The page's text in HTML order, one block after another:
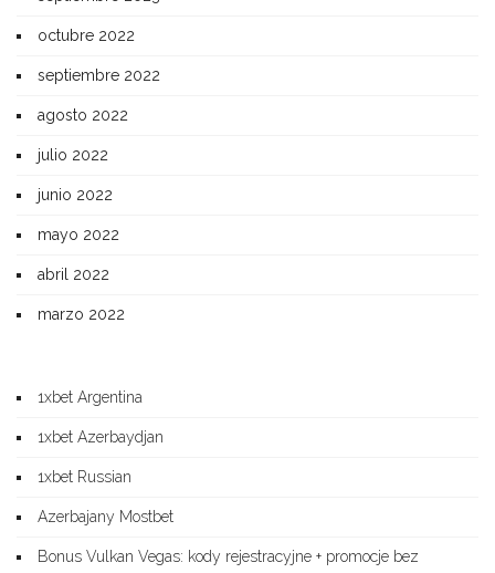
octubre 2022
septiembre 2022
agosto 2022
julio 2022
junio 2022
mayo 2022
abril 2022
marzo 2022
1xbet Argentina
1xbet Azerbaydjan
1xbet Russian
Azerbajany Mostbet
Bonus Vulkan Vegas: kody rejestracyjne + promocje bez